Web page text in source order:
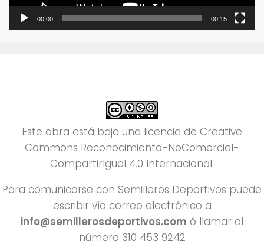
00:00 00:15
Este obra está bajo una licencia de Creative
Commons Reconocimiento-NoComercial-
CompartirIgual 4.0 Internacional.
Para comunicarse con Semilleros Deportivos puede
escribir vía correo electrónico a
info@semillerosdeportivos.com ó llamar al
número 310 453 9242